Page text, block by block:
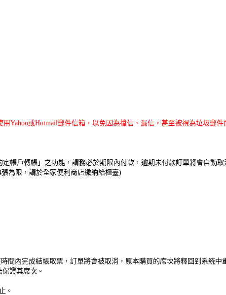
或Hotmail郵件信箱，以免因為擋信、漏信，甚至被視為垃圾郵件
帳戶轉帳」之功能，請務必於期限內付款，逾期未付款訂單將會自動取
為限，請於全家便利商店繳納給櫃臺)
間內完成結帳取票，訂單將會被取消，原本購買的席次將釋回到系統中
證其席次。​
。